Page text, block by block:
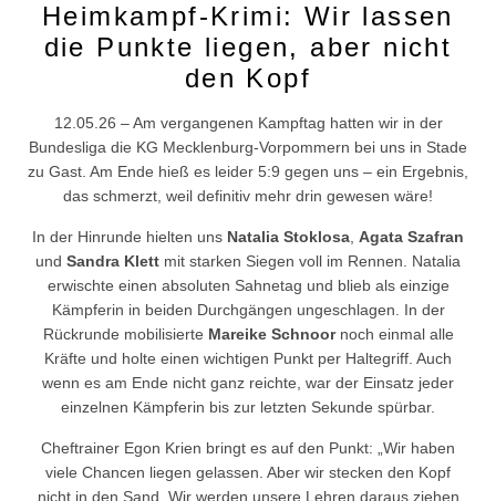
Heimkampf-Krimi: Wir lassen
die Punkte liegen, aber nicht
den Kopf
12.05.26 – Am vergangenen Kampftag hatten wir in der
Bundesliga die KG Mecklenburg-Vorpommern bei uns in Stade
zu Gast. Am Ende hieß es leider 5:9 gegen uns – ein Ergebnis,
das schmerzt, weil definitiv mehr drin gewesen wäre!
In der Hinrunde hielten uns Natalia Stoklosa Agata Szafran
und Sandra Klett mit starken Siegen voll im Rennen. Natalia
erwischte einen absoluten Sahnetag und blieb als einzige
Kämpferin in beiden Durchgängen ungeschlagen. In der
Rückrunde mobilisierte Mareike Schnoornoch einmal alle
Kräfte und holte einen wichtigen Punkt per Haltegriff. Auch
wenn es am Ende nicht ganz reichte, war der Einsatz jeder
einzelnen Kämpferin bis zur letzten Sekunde spürbar.
Cheftrainer Egon Krien bringt es auf den Punkt: „Wir haben
viele Chancen liegen gelassen. Aber wir stecken den Kopf
nicht in den Sand. Wir werden unsere Lehren daraus ziehen